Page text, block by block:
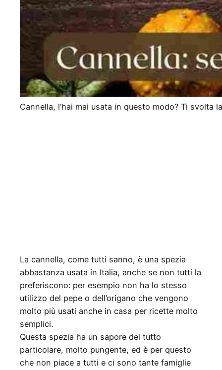
Cannella, l’hai mai usata in questo modo? Ti svolta
La cannella, come tutti sanno, è una spezia
abbastanza usata in Italia, anche se non tutti la
preferiscono: per esempio non ha lo stesso
utilizzo del pepe o dell’origano che vengono
molto più usati anche in casa per ricette molto
semplici.
Questa spezia ha un sapore del tutto
particolare, molto pungente, ed è per questo
che non piace a tutti e ci sono tante famiglie